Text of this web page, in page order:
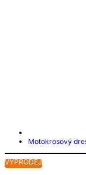
Motokrosový
VÝPRODEJ